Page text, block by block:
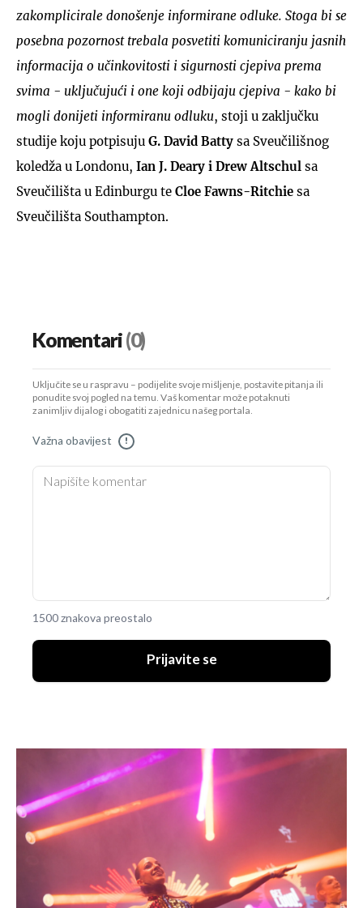
zakomplicirale donošenje informirane odluke. Stoga bi se
posebna pozornost trebala posvetiti komuniciranju jasnih
informacija o učinkovitosti i sigurnosti cjepiva prema
svima - uključujući i one koji odbijaju cjepiva - kako bi
mogli donijeti informiranu odluku, stoji u zaključku
studije koju potpisuju G. David Batty sa Sveučilišnog
koledža u Londonu, Ian J. Deary i Drew Altschul sa
Sveučilišta u Edinburgu te Cloe Fawns-Ritchie sa
Sveučilišta Southampton.
Komentari(0)
Uključite se u raspravu – podijelite svoje mišljenje, postavite pitanja ili
ponudite svoj pogled na temu. Vaš komentar može potaknuti
zanimljiv dijalog i obogatiti zajednicu našeg portala.
Važna obavijest !
1500 znakova preostalo
Prijavite se